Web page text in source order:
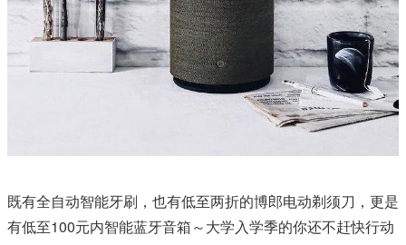
既有全自动智能牙刷，也有低至两折的博郎电动剃须刀，更是
有低至100元内智能蓝牙音箱～大学入学季的你还不赶快行动